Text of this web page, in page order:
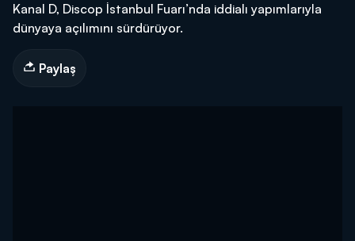
Kanal D, Discop İstanbul Fuarı’nda iddialı yapımlarıyla
dünyaya açılımını sürdürüyor.
Paylaş